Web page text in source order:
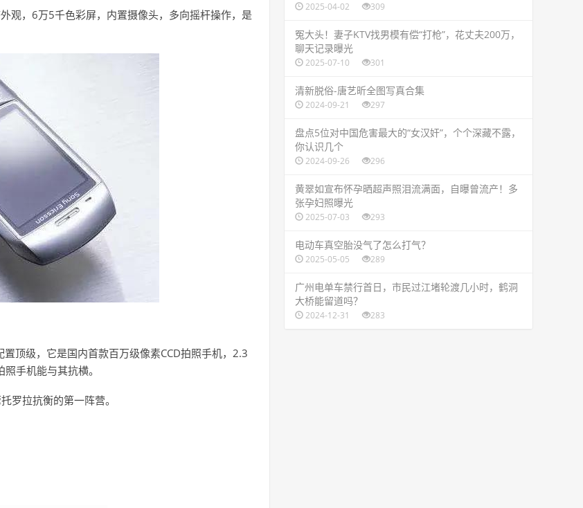
观，6万5千色彩屏，内置摄像头，多向摇杆操作，是
顶级，它是国内首款百万级像素CCD拍照手机，2.3
手机能与其抗横。
罗拉抗衡的第一阵营。
2025-04-02 309
​冤大头！妻子KTV找男模有偿“打枪”，花丈夫200万，
聊天记录曝光
2025-07-10 301
​清新脱俗-唐艺昕全图写真合集
2024-09-21 297
​盘点5位对中国危害最大的“女汉奸”，个个深藏不露，
你认识几个
2024-09-26 296
​黄翠如宣布怀孕晒超声照泪流满面，自曝曾流产！多
张孕妇照曝光
2025-07-03 293
​电动车真空胎没气了怎么打气？
2025-05-05 289
​广州电单车禁行首日，市民过江堵轮渡几小时，鹤洞
大桥能留道吗？
2024-12-31 283